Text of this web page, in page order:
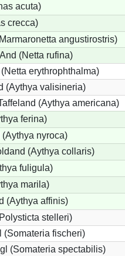
acuta)
crecca)
angustirostris)
(Netta rufina)
erythrophthalma)
(Aythya valisineria)
(Aythya americana)
ferina)
nyroca)
(Aythya collaris)
fuligula)
marila)
(Aythya affinis)
stelleri)
(Somateria fischeri)
(Somateria spectabilis)